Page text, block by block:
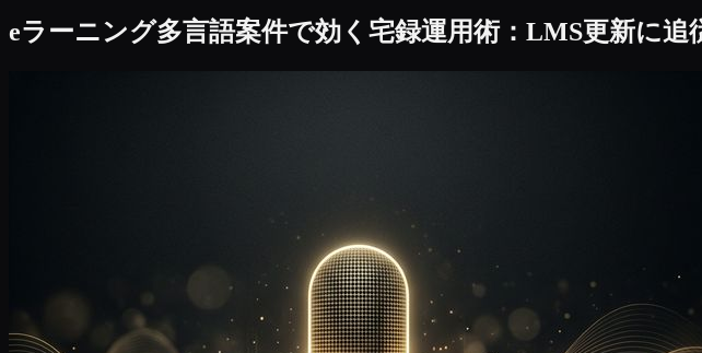
eラーニング多言語案件で効く宅録運用術：LMS更新に